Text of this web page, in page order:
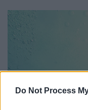
Do Not Process